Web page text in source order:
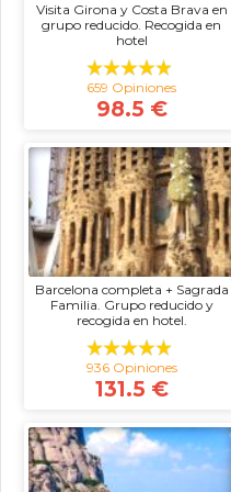
Visita Girona y Costa Brava en
grupo reducido. Recogida en
hotel
659 Opiniones
98.5 €
Barcelona completa + Sagrada
Familia. Grupo reducido y
recogida en hotel.
936 Opiniones
131.5 €